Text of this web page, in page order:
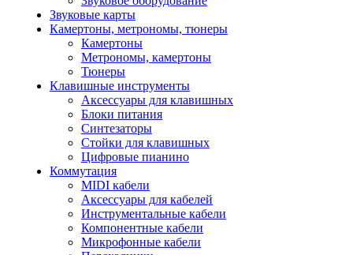
Звуковые карты
Камертоны, метрономы, тюнеры
Камертоны
Метрономы, камертоны
Тюнеры
Клавишные инструменты
Аксессуары для клавишных
Блоки питания
Синтезаторы
Стойки для клавишных
Цифровые пианино
Коммутация
MIDI кабели
Аксессуары для кабелей
Инструментальные кабели
Компонентные кабели
Микрофонные кабели